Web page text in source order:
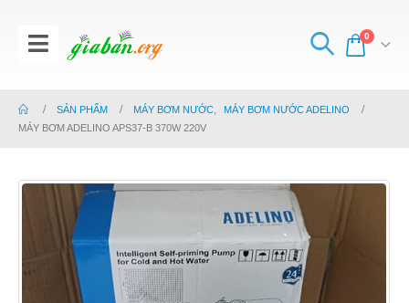
0
SẢN PHẨM MÁY BƠM NƯỚC
MÁY BƠM NƯỚC ADELINO
MÁY BƠM ADELINO APS37-B 370W 220V